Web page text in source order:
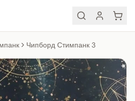
Чипборд Стимпанк 3